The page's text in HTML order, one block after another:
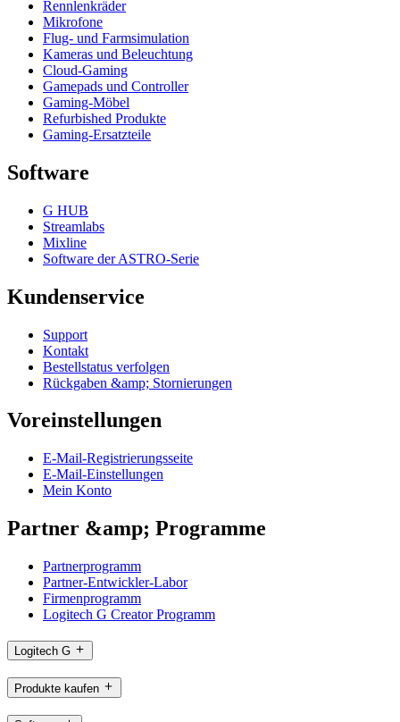
Rennlenkräder
Mikrofone
Flug- und Farmsimulation
Kameras und Beleuchtung
Cloud-Gaming
Gamepads und Controller
Gaming-Möbel
Refurbished Produkte
Gaming-Ersatzteile
Software
G HUB
Streamlabs
Mixline
Software der ASTRO-Serie
Kundenservice
Support
Kontakt
Bestellstatus verfolgen
Rückgaben &amp; Stornierungen
Voreinstellungen
E-Mail-Registrierungsseite
E-Mail-Einstellungen
Mein Konto
Partner &amp; Programme
Partnerprogramm
Partner-Entwickler-Labor
Firmenprogramm
Logitech G Creator Programm
Logitech G
Produkte kaufen